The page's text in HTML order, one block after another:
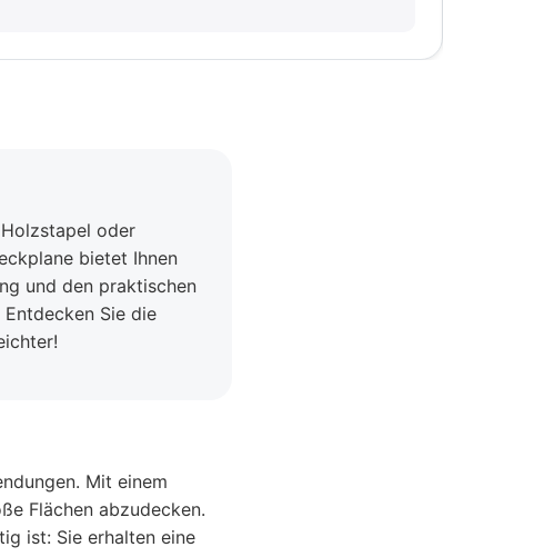
oder
bietet Ihnen
und den praktischen
Sie die
Mit einem
Flächen abzudecken.
ist: Sie erhalten eine